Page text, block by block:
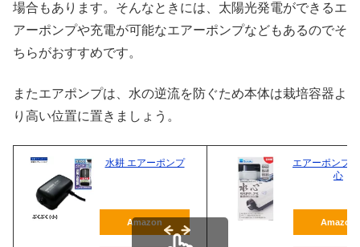
場合もあります。そんなときには、太陽光発電ができるエ
アーポンプや充電が可能なエアーポンプなどもあるのでそ
ちらがおすすめです。
またエアポンプは、水の逆流を防ぐため本体は栽培容器よ
り高い位置に置きましょう。
水耕 エアーポンプ
Amazon
エアーポンプ
心
Amazon